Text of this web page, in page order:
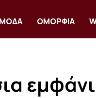
ΜΟΔΑ ΟΜΟΡΦΙΑ